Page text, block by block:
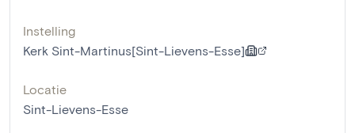
Instelling
Kerk Sint-Martinus[Sint-Lievens-Esse]
Locatie
Sint-Lievens-Esse